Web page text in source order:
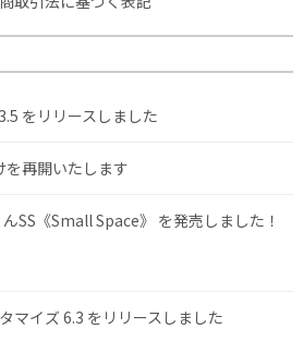
をリリースしました
再開いたします
SS《Small Space》 を発売しました！
マイズ 6.3 をリリースしました